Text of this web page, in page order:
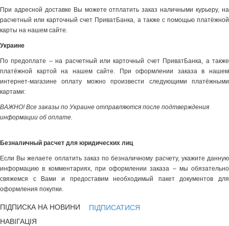
При адресной доставке Вы можете отплатить заказ наличными курьеру, на
расчетный или карточный счет ПриватБанка, а также с помощью платёжной
карты на нашем сайте.
Украине
По предоплате – на расчетный или карточный счет ПриватБанка, а также
платёжной картой на нашем сайте. При оформлении заказа в нашем
интернет-магазине оплату можно произвести следующими платёжными
картами:
ВАЖНО! Все заказы по Украине отправляются после подтверждения
информации об оплате.
Безналичный расчет для юридических лиц
Если Вы желаете оплатить заказ по безналичному расчету, укажите данную
информацию в комментариях, при оформлении заказа – мы обязательно
свяжемся с Вами и предоставим необходимый пакет документов для
оформления покупки.
ПІДПИСКА НА НОВИНИ
ПІДПИСАТИСЯ
НАВІГАЦІЯ